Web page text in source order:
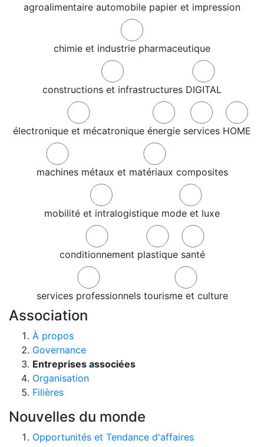
agroalimentaire automobile papier et impression
chimie et industrie pharmaceutique
constructions et infrastructures DIGITAL
électronique et mécatronique énergie services HOME
machines métaux et matériaux composites
mobilité et intralogistique mode et luxe
conditionnement plastique santé
services professionnels tourisme et culture
Association
À propos
Governance
Entreprises associées
Organisation
Filières
Nouvelles du monde
Opportunités et Tendance d'affaires